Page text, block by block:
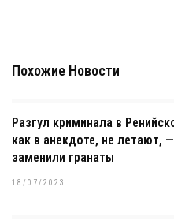
Похожие Новости
Разгул криминала в
как в анекдоте, не летают,
заменили гранаты
18/07/2023